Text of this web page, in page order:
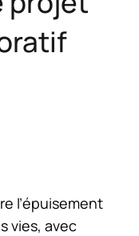
l’épuisement
vies, avec